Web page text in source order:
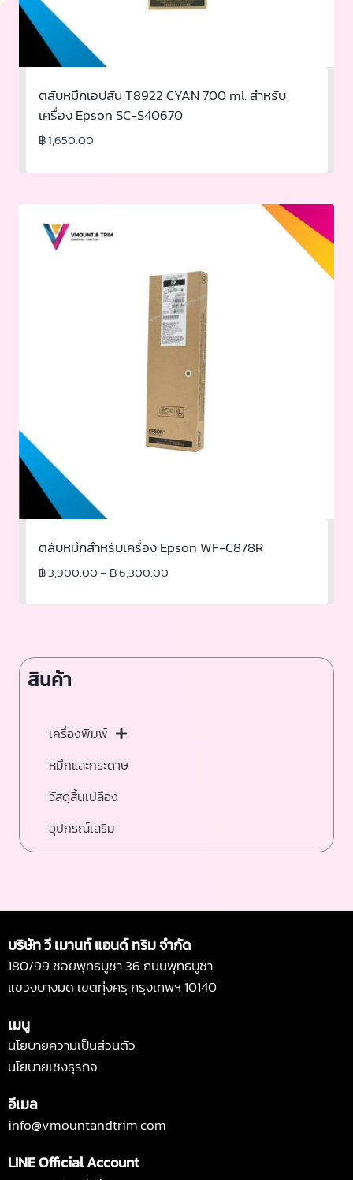
ตลับหมึกเอปสัน T8922 CYAN 700 ml. สำหรับ
เครื่อง Epson SC-S40670
฿1,650.00
ตลับหมึกสำหรับเครื่อง Epson WF-C878R
฿3,900.00– ฿6,300.00
สินค้า
เครื่องพิมพ์
หมึกและกระดาษ
วัสดุสิ้นเปลือง
อุปกรณ์เสริม
บริษัท วี เมานท์ แอนด์ ทริม จำกัด
180/99 ซอยพุทธบูชา 36 ถนนพุทธบูชา
แขวงบางมด เขตทุ่งครุ กรุงเทพฯ 10140
เมนู
นโยบายความเป็นส่วนตัว
นโยบายเชิงธุรกิจ
อีเมล
info@vmountandtrim.com
LINE Official Account